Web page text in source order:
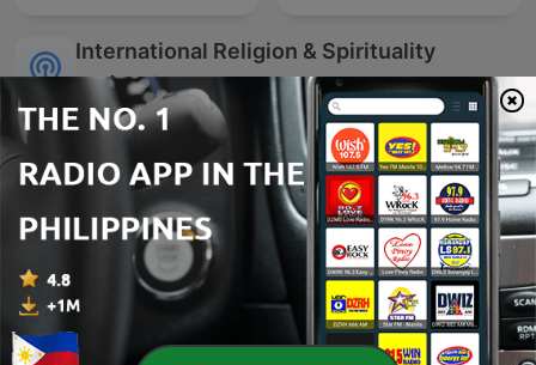
International Religion & Spirituality
podcasts